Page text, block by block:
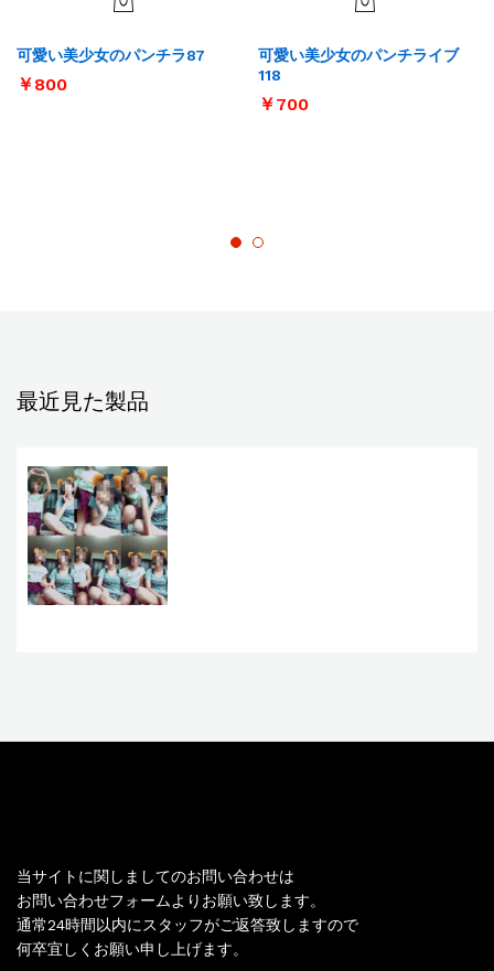
可愛い美少女のパンチラ87
￥800
可愛い美少女のパンチライブ
118
￥700
最近見た製品
当サイトに関しましてのお問い合わせは
お問い合わせフォームよりお願い致します。
通常24時間以内にスタッフがご返答致しますので
何卒宜しくお願い申し上げます。